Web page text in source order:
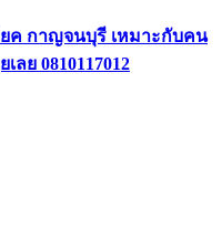
ค กาญจนบุรี เหมาะกับคน
ย 0810117012